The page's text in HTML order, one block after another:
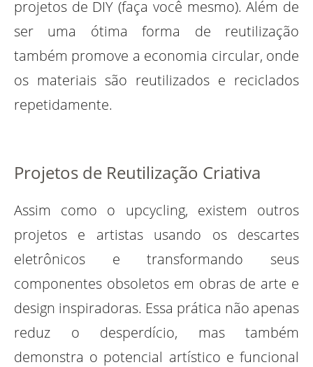
projetos de DIY (faça você mesmo). Além de
ser uma ótima forma de reutilização
também promove a economia circular, onde
os materiais são reutilizados e reciclados
repetidamente.
Projetos de Reutilização Criativa
Assim como o upcycling, existem outros
projetos e artistas usando os descartes
eletrônicos e transformando seus
componentes obsoletos em obras de arte e
design inspiradoras. Essa prática não apenas
reduz o desperdício, mas também
demonstra o potencial artístico e funcional